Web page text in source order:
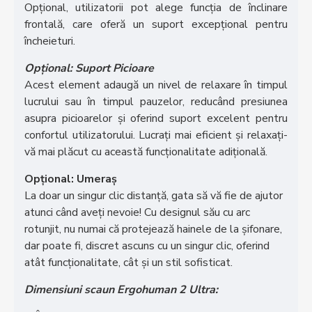
Opțional, utilizatorii pot alege funcția de înclinare
frontală, care oferă un suport excepțional pentru
încheieturi.
Opțional: Suport Picioare
Acest element adaugă un nivel de relaxare în timpul
lucrului sau în timpul pauzelor, reducând presiunea
asupra picioarelor și oferind suport excelent pentru
confortul utilizatorului. Lucrați mai eficient și relaxați-
vă mai plăcut cu această funcționalitate adițională.
Opțional: Umeraș
La doar un singur clic distanță, gata să vă fie de ajutor
atunci când aveți nevoie! Cu designul său cu arc
rotunjit, nu numai că protejează hainele de la șifonare,
dar poate fi, discret ascuns cu un singur clic, oferind
atât funcționalitate, cât și un stil sofisticat.
Dimensiuni scaun Ergohuman 2 Ultra: